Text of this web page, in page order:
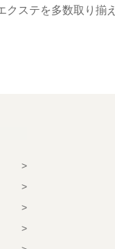
クステを多数取り揃え